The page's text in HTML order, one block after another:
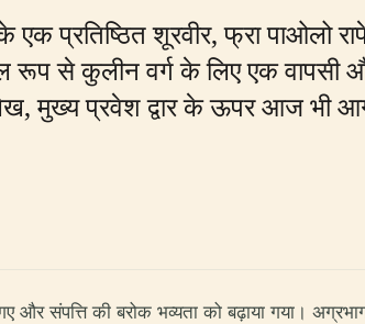
प्रतिष्ठित शूरवीर, फ्रा पाओलो
रूप से कुलीन वर्ग के लिए एक
मुख्य प्रवेश द्वार के ऊपर आज भी
और संपत्ति की बरोक भव्यता को बढ़ाया गया।